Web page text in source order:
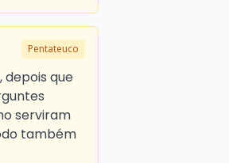
Pentateuco
depois que
serviram
também